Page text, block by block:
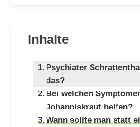
Inhalte
Psychiater
das?
Bei welchen
Johanniskraut helfen?
Wann sollte man statt